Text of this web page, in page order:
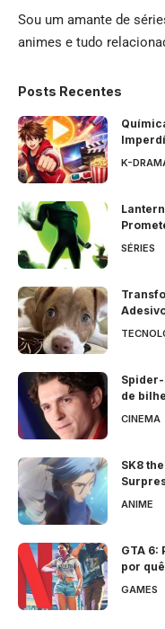
Sou um amante de
animes e tudo
Posts Recentes
K-
SÉRIES
de
CINEMA
SK8
ANIME
GTA 6:
por quê
GAMES